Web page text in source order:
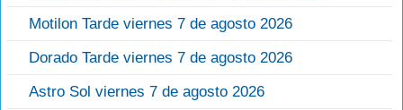
Motilon Tarde viernes 7 de agosto 2026
Dorado Tarde viernes 7 de agosto 2026
Astro Sol viernes 7 de agosto 2026